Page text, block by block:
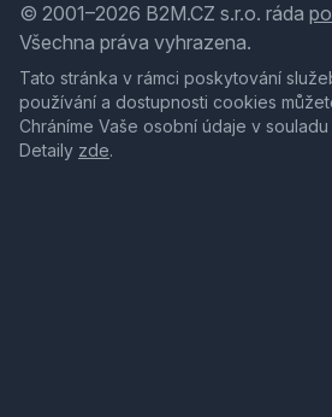
© 2001–2026 B2M.CZ s.r.o. ráda
Všechna práva vyhrazena.
Tato stránka v rámci poskytování
používání a dostupnosti cookies
Chráníme Vaše osobní údaje v
Detaily zde.